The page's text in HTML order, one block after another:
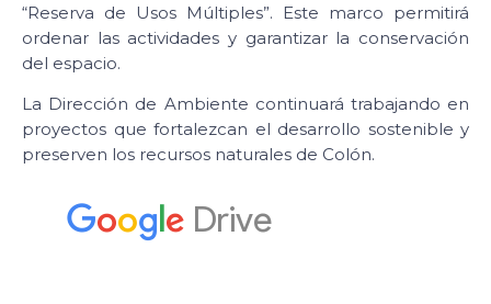
“Reserva de Usos Múltiples”. Este marco permitirá
ordenar las actividades y garantizar la conservación
del espacio.
La Dirección de Ambiente continuará trabajando en
proyectos que fortalezcan el desarrollo sostenible y
preserven los recursos naturales de Colón.